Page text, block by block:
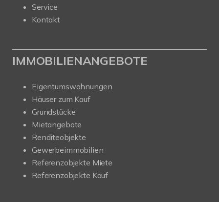
Service
Kontakt
IMMOBILIENANGEBOTE
Eigentumswohnungen
Häuser zum Kauf
Grundstücke
Mietangebote
Renditeobjekte
Gewerbeimmobilien
Referenzobjekte Miete
Referenzobjekte Kauf